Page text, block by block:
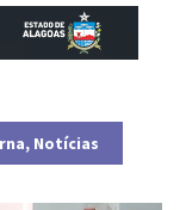
, Notícias